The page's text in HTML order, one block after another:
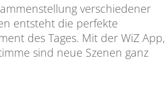
verschiedener
entsteht die perfekte
des Tages. Mit der WiZ App,
sind neue Szenen ganz